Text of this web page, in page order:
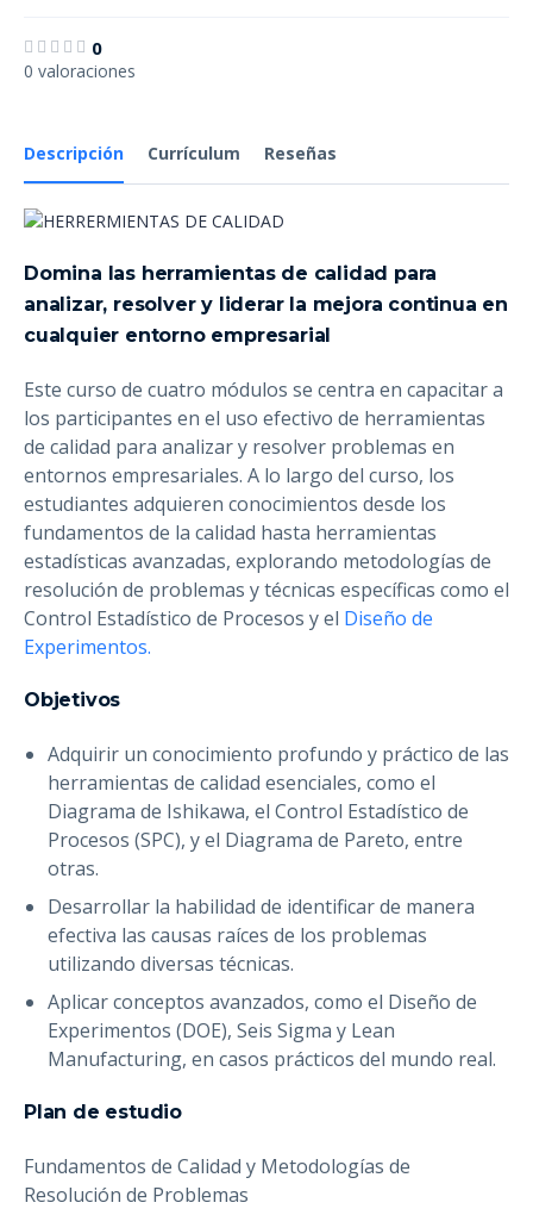
0
0 valoraciones
Descripción Currículum Reseñas
Domina las herramientas de calidad para
analizar, resolver y liderar la mejora continua en
cualquier entorno empresarial
Este curso de cuatro módulos se centra en capacitar a
los participantes en el uso efectivo de herramientas
de calidad para analizar y resolver problemas en
entornos empresariales. A lo largo del curso, los
estudiantes adquieren conocimientos desde los
fundamentos de la calidad hasta herramientas
estadísticas avanzadas, explorando metodologías de
resolución de problemas y técnicas específicas como el
Control Estadístico de Procesos y el Diseño de
Experimentos.
Objetivos
Adquirir un conocimiento profundo y práctico de las
herramientas de calidad esenciales, como el
Diagrama de Ishikawa, el Control Estadístico de
Procesos (SPC), y el Diagrama de Pareto, entre
otras.
Desarrollar la habilidad de identificar de manera
efectiva las causas raíces de los problemas
utilizando diversas técnicas.
Aplicar conceptos avanzados, como el Diseño de
Experimentos (DOE), Seis Sigma y Lean
Manufacturing, en casos prácticos del mundo real.
Plan de estudio
Fundamentos de Calidad y Metodologías de
Resolución de Problemas